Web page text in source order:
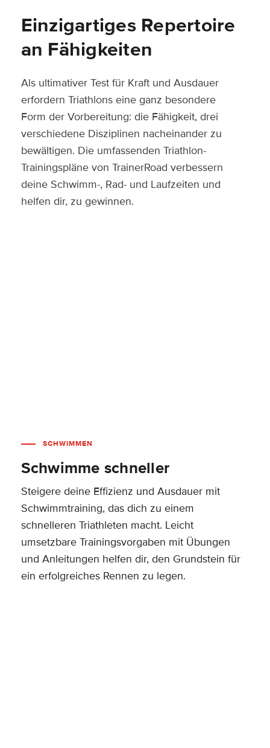
Einzigartiges Repertoire
an Fähigkeiten
Als ultimativer Test für Kraft und Ausdauer
erfordern Triathlons eine ganz besondere
Form der Vorbereitung: die Fähigkeit, drei
verschiedene Disziplinen nacheinander zu
bewältigen. Die umfassenden Triathlon-
Trainingspläne von TrainerRoad verbessern
deine Schwimm-, Rad- und Laufzeiten und
helfen dir, zu gewinnen.
SCHWIMMEN
Schwimme schneller
Steigere deine Effizienz und Ausdauer mit
Schwimmtraining, das dich zu einem
schnelleren Triathleten macht. Leicht
umsetzbare Trainingsvorgaben mit Übungen
und Anleitungen helfen dir, den Grundstein für
ein erfolgreiches Rennen zu legen.